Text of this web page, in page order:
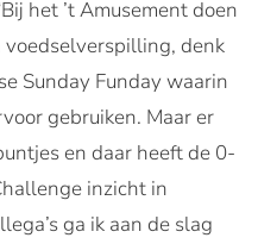
het ’t Amusement doen
denk
Sunday Funday waarin
gebruiken. Maar er
en daar heeft de 0-
inzicht in
ga ik aan de slag